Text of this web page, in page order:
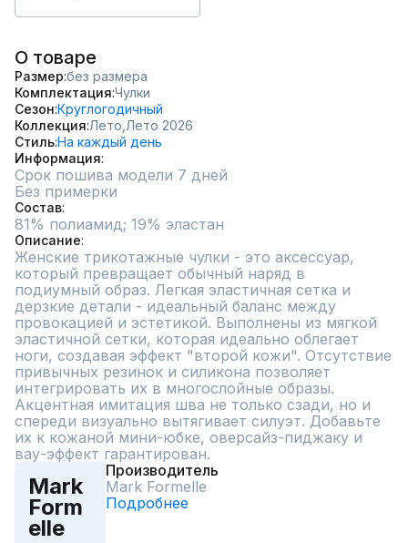
О товаре
Размер без размера
Комплектация Чулки
Сезон Круглогодичный
Коллекция Лето, Лето 2026
СтильНа каждый день
Информация
Срок пошива модели 7 дней
Без примерки
Состав
81% полиамид; 19% эластан
Описание
Женские трикотажные чулки - это аксессуар,
который превращает обычный наряд в
подиумный образ. Легкая эластичная сетка и
дерзкие детали - идеальный баланс между
провокацией и эстетикой. Выполнены из мягкой
эластичной сетки, которая идеально облегает
ноги, создавая эффект "второй кожи". Отсутствие
привычных резинок и силикона позволяет
интегрировать их в многослойные образы.
Акцентная имитация шва не только сзади, но и
спереди визуально вытягивает силуэт. Добавьте
их к кожаной мини-юбке, оверсайз-пиджаку и
вау-эффект гарантирован.
Mark
Form
elle
Производитель
Mark Formelle
Подробнее